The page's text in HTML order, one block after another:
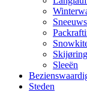
Skijøring
Sleeën
Steden